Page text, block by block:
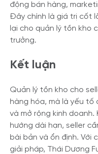
động bán hàng,
Đây chính là giá trị cốt
lại cho quản lý tồn kho
trưởng.
Kết luận
Quản lý tồn kho cho
hàng hóa, mà là yếu tố
và mở rộng kinh doanh.
hướng dài hạn, seller
bài bản và ổn định.
giải pháp, Thái Dương